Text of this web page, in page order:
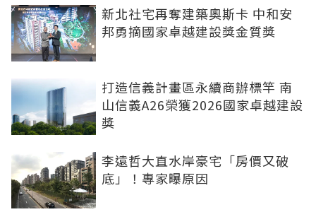
新北社宅再奪建築奧斯卡 中和安
邦勇摘國家卓越建設獎金質獎
打造信義計畫區永續商辦標竿 南
山信義A26榮獲2026國家卓越建設
獎
李遠哲大直水岸豪宅「房價又破
底」！專家曝原因